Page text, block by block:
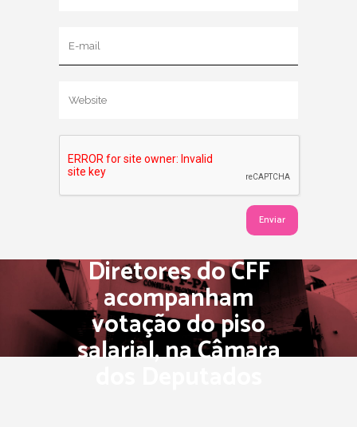
Diretores do CFF
acompanham
votação do piso
salarial, na Câmara